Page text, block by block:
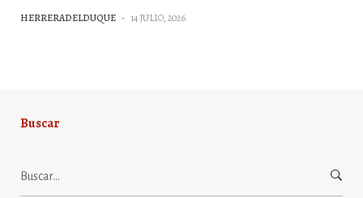
HERRERADELDUQUE - 14 JULIO, 2026
Buscar